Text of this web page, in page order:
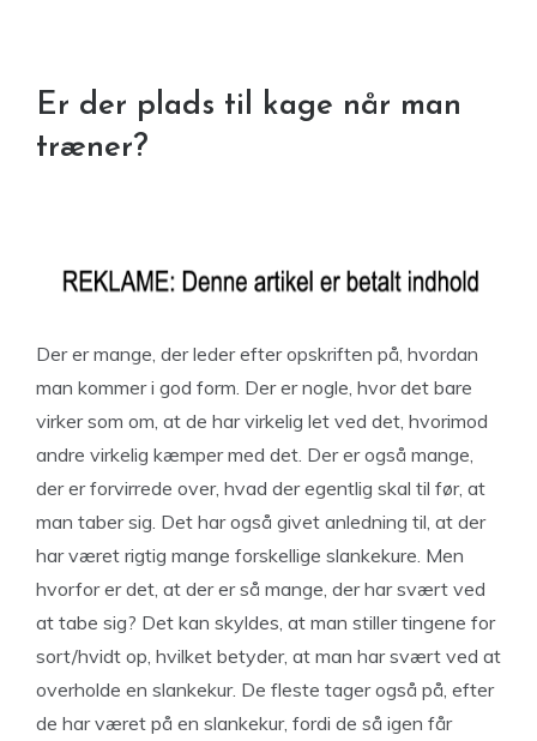
Er der plads til kage når man
træner?
Der er mange, der leder efter opskriften på, hvordan
man kommer i god form. Der er nogle, hvor det bare
virker som om, at de har virkelig let ved det, hvorimod
andre virkelig kæmper med det. Der er også mange,
der er forvirrede over, hvad der egentlig skal til før, at
man taber sig. Det har også givet anledning til, at der
har været rigtig mange forskellige slankekure. Men
hvorfor er det, at der er så mange, der har svært ved
at tabe sig? Det kan skyldes, at man stiller tingene for
sort/hvidt op, hvilket betyder, at man har svært ved at
overholde en slankekur. De fleste tager også på, efter
de har været på en slankekur, fordi de så igen får